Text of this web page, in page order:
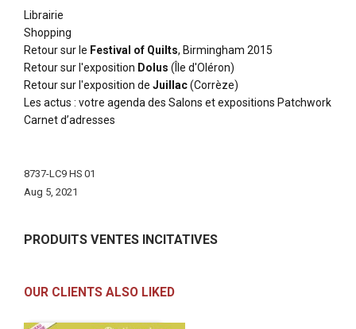
Librairie
Shopping
Retour sur le Festival of Quilts, Birmingham 2015
Retour sur l'exposition Dolus (Île d'Oléron)
Retour sur l'exposition de Juillac(Corrèze)
Les actus : votre agenda des Salons et expositions Patchwork
Carnet d’adresses
Information
8737-LC9 HS 01
Aug 5, 2021
PRODUITS VENTES INCITATIVES
OUR CLIENTS ALSO LIKED